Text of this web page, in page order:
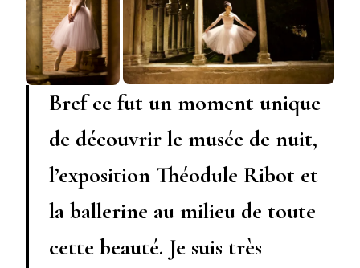
Bref ce fut un moment unique
de découvrir le musée de nuit,
l’exposition Théodule Ribot et
la ballerine au milieu de toute
cette beauté. Je suis très